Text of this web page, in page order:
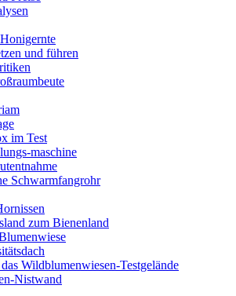
und führen
im Test
maschine
Schwarmfangrohr
zum Bienenland
Wildblumenwiesen-Testgelände
Nistwand